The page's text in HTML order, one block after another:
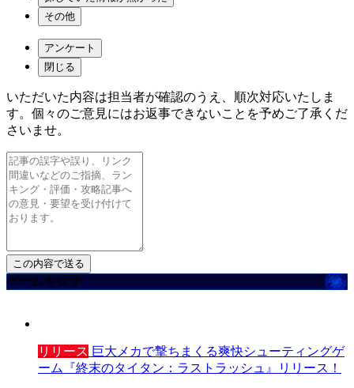
その他
アンケート
閉じる
いただいた内容は担当者が確認のうえ、順次対応いたしま
す。個々のご意見にはお返事できないことを予めご了承くだ
さいませ。
ゲームを探す
リリース 巨大メカで撃ちまくる爽快シューティングゲ
ーム『終末のタイタン：ラストラッシュ』リリース！